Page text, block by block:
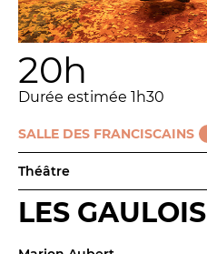
20h
Durée estimée 1h30
SALLE DES FRANCISCAINS
Théâtre
LES GAULOIS